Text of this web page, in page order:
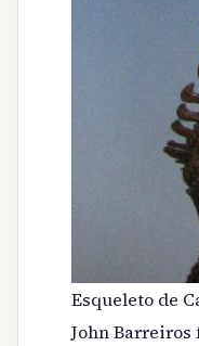
Esqueleto de
John Barreiros